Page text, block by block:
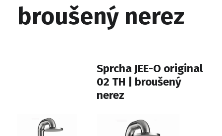
broušený nerez
Sprcha JEE-O original
02 TH | broušený
nerez